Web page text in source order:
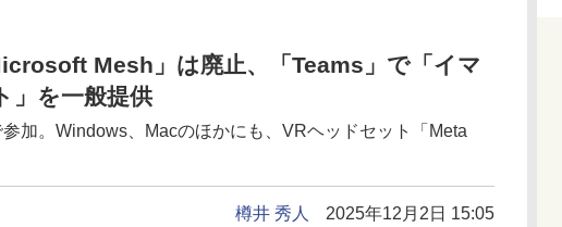
Mesh」は廃止、「Teams」で「イマ
」を一般提供
加。Windows、Macのほかにも、VRヘッドセット「Meta
樽井 秀人 2025年12月2日 15:05